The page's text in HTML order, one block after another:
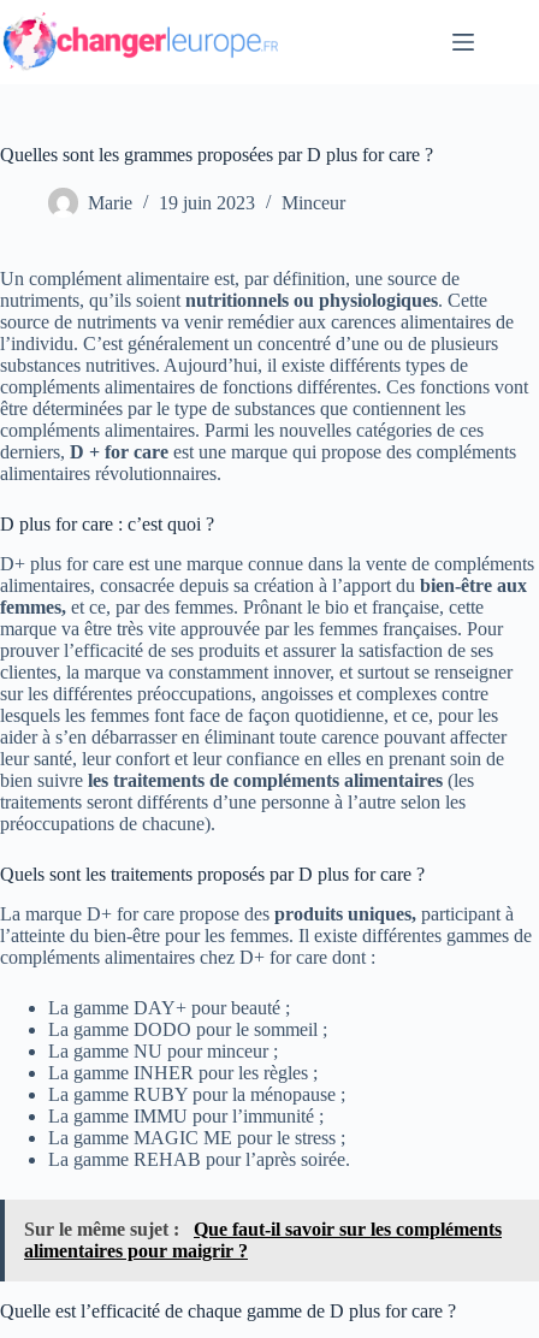
Passer
au
contenu
Quelles sont les grammes proposées par D plus for care ?
Marie 19 juin 2023 Minceur
Un complément alimentaire est, par définition, une source de
nutriments, qu’ils soient nutritionnels ou physiologiques. Cette
source de nutriments va venir remédier aux carences alimentaires de
l’individu. C’est généralement un concentré d’une ou de plusieurs
substances nutritives. Aujourd’hui, il existe différents types de
compléments alimentaires de fonctions différentes. Ces fonctions vont
être déterminées par le type de substances que contiennent les
compléments alimentaires. Parmi les nouvelles catégories de ces
derniers, D + for care est une marque qui propose des compléments
alimentaires révolutionnaires.
D plus for care : c’est quoi ?
D+ plus for care est une marque connue dans la vente de compléments
alimentaires, consacrée depuis sa création à l’apport du bien-être aux
femmes, et ce, par des femmes. Prônant le bio et française, cette
marque va être très vite approuvée par les femmes françaises. Pour
prouver l’efficacité de ses produits et assurer la satisfaction de ses
clientes, la marque va constamment innover, et surtout se renseigner
sur les différentes préoccupations, angoisses et complexes contre
lesquels les femmes font face de façon quotidienne, et ce, pour les
aider à s’en débarrasser en éliminant toute carence pouvant affecter
leur santé, leur confort et leur confiance en elles en prenant soin de
bien suivre les traitements de compléments alimentaires (les
traitements seront différents d’une personne à l’autre selon les
préoccupations de chacune).
Quels sont les traitements proposés par D plus for care ?
La marque D+ for care propose des produits uniques, participant à
l’atteinte du bien-être pour les femmes. Il existe différentes gammes de
compléments alimentaires chez D+ for care dont :
La gamme DAY+ pour beauté ;
La gamme DODO pour le sommeil ;
La gamme NU pour minceur ;
La gamme INHER pour les règles ;
La gamme RUBY pour la ménopause ;
La gamme IMMU pour l’immunité ;
La gamme MAGIC ME pour le stress ;
La gamme REHAB pour l’après soirée.
Sur le même sujet :
Que faut-il savoir sur les compléments
alimentaires pour maigrir ?
Quelle est l’efficacité de chaque gamme de D plus for care ?